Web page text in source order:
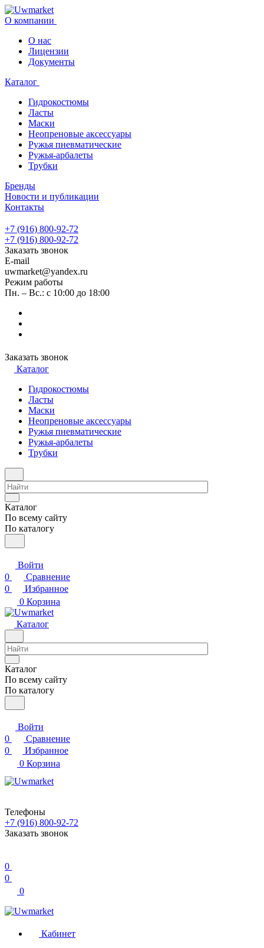
О компании
О нас
Лицензии
Документы
Каталог
Гидрокостюмы
Ласты
Маски
Неопреновые аксессуары
Ружья пневматические
Ружья-арбалеты
Трубки
Бренды
Новости и публикации
Контакты
+7 (916) 800-92-72
+7 (916) 800-92-72
Заказать звонок
E-mail
uwmarket@yandex.ru
Режим работы
Пн. – Вс.: с 10:00 до 18:00
Заказать звонок
Каталог
Гидрокостюмы
Ласты
Маски
Неопреновые аксессуары
Ружья пневматические
Ружья-арбалеты
Трубки
Каталог
По всему сайту
По каталогу
Войти
0
Сравнение
0
Избранное
0 Корзина
Каталог
Каталог
По всему сайту
По каталогу
Войти
0
Сравнение
0
Избранное
0 Корзина
Телефоны
+7 (916) 800-92-72
Заказать звонок
0
0
0
Кабинет